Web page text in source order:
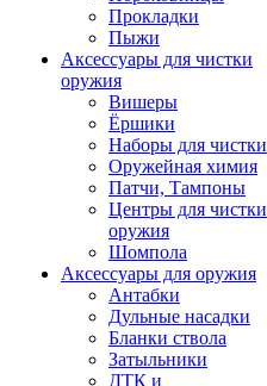
Прокладки
Пыжи
Аксессуары для чистки
оружия
Вишеры
Ёршики
Наборы для чистки
Оружейная химия
Патчи, Тампоны
Центры для чистки
оружия
Шомпола
Аксессуары для оружия
Антабки
Дульные насадки
Бланки ствола
Затыльники
ДТК и